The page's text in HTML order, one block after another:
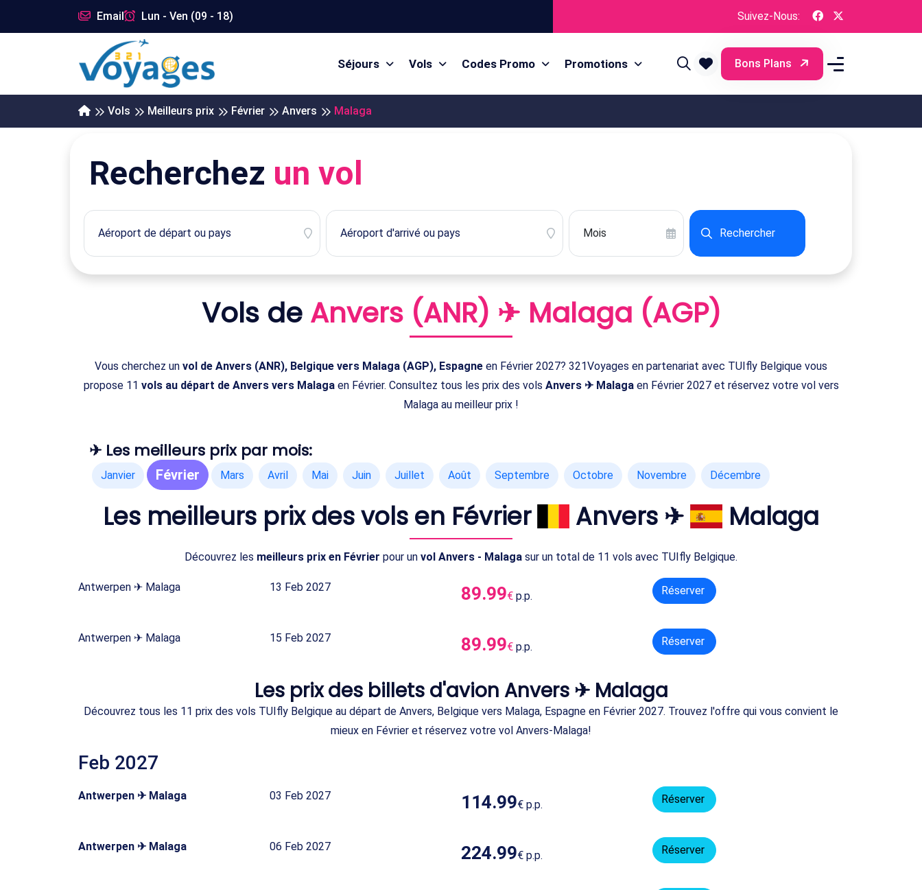
Email Lun - Ven (09 - 18) Suivez-Nous:
Séjours Vols Codes Promo Promotions Bons Plans
Vols Meilleurs prix Février Anvers Malaga
Recherchez un vol
Rechercher
Vols de Anvers (ANR) ✈ Malaga (AGP)
Vous cherchez un vol de Anvers (ANR), Belgique vers Malaga (AGP), Espagne en Février 2027? 321Voyages en partenariat avec TUIfly Belgique vous
propose 11 vols au départ de Anvers vers Malagaen Février. Consultez tous les prix des vols Anvers ✈ Malagaen Février 2027 et réservez votre vol vers
Malaga au meilleur prix !
✈ Les meilleurs prix par mois:
Janvier Février Mars Avril Mai Juin Juillet Août Septembre Octobre Novembre Décembre
Les meilleurs prix des vols en Février Anvers ✈ Malaga
Découvrez les meilleurs prix en Février pour un vol Anvers - Malaga sur un total de 11 vols avec TUIfly Belgique.
Antwerpen ✈ Malaga 13 Feb 2027 89.99€ p.p. Réserver
Antwerpen ✈ Malaga 15 Feb 2027 89.99€ p.p. Réserver
Les prix des billets d'avion Anvers ✈ Malaga
Découvrez tous les 11 prix des vols TUIfly Belgique au départ de Anvers, Belgique vers Malaga, Espagne en Février 2027. Trouvez l'offre qui vous convient le
mieux en Février et réservez votre vol Anvers-Malaga!
Feb 2027
Antwerpen ✈ Malaga 03 Feb 2027 114.99€ p.p. Réserver
Antwerpen ✈ Malaga 06 Feb 2027 224.99€ p.p. Réserver